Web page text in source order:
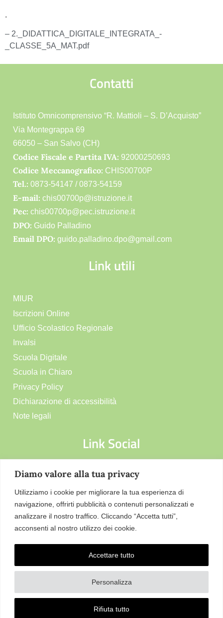
Diamo valore alla tua privacy
Utilizziamo i cookie per migliorare la tua esperienza di
navigazione, offrirti pubblicità o contenuti personalizzati e
analizzare il nostro traffico. Cliccando “Accetta tutti”,
acconsenti al nostro utilizzo dei cookie.
Personalizza
Rifiuta tutto
Accettare tutto
.
– 2._DIDATTICA_DIGITALE_INTEGRATA_-
_CLASSE_5A_MAT.pdf
Contatti
Istituto Omnicomprensivo “R. Mattioli – S. D’Acquisto”
Via Montegrappa 69
66050 – San Salvo (CH)
Codice Fiscale e Partita IVA: 92000250693
Codice Meccanografico: CHIS00700P
Tel.: 0873-54147 /0873-54159
E-mail: chis00700p@istruzione.it
Pec: chis00700p@pec.istruzione.it
DPO: Guido Palladino
Email DPO: guido.palladino.dpo@gmail.com
Link utili
MIUR
Iscrizioni Online
Ufficio Scolastico Regionale
Invalsi
Scuola Digitale
Scuola in Chiaro
Privacy Policy
Dichiarazione di accessibilità
Note legali
Link Social
documenti informazioni e dati ex. Art. 10 d.lgs 33/2013
ss.mm.ii. – d.lgs 97/2016 Dr.ssa Annarosa Costantini